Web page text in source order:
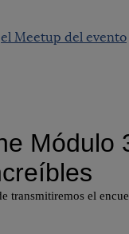
el Meetup del evento